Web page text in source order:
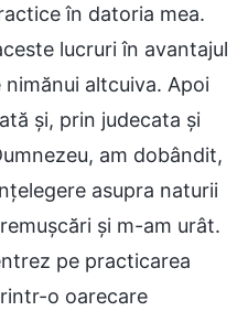
în datoria mea.
lucruri în avantajul
altcuiva. Apoi
și, prin judecata și
am dobândit,
asupra naturii
și m-am urât.
pe practicarea
o oarecare